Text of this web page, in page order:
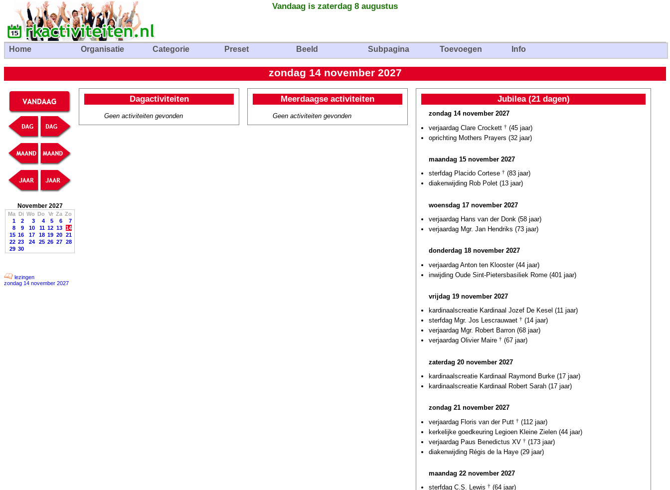
Vandaag is zaterdag 8 augustus
Home Organisatie Categorie Preset Beeld Subpagina Toevoegen Info
zondag 14 november 2027
November 2027
Ma Di Wo Do Vr Za Zo
1
2 3 4 5 6
7
8
9 10 11 12 13 14
15 16 17 18 19 20 21
22 23 24 25 26 27 28
29 30
lezingen
zondag 14 november 2027
Dagactiviteiten
Geen activiteiten gevonden
Meerdaagse activiteiten
Geen activiteiten gevonden
Jubilea (21 dagen)
zondag 14 november 2027
verjaardag Clare Crockett † (45 jaar)
oprichting Mothers Prayers (32 jaar)
maandag 15 november 2027
sterfdag Placido Cortese † (83 jaar)
diakenwijding Rob Polet (13 jaar)
woensdag 17 november 2027
verjaardag Hans van der Donk (58 jaar)
verjaardag Mgr. Jan Hendriks (73 jaar)
donderdag 18 november 2027
verjaardag Anton ten Klooster (44 jaar)
inwijding Oude Sint-Pietersbasiliek Rome (401 jaar)
vrijdag 19 november 2027
kardinaalscreatie Kardinaal Jozef De Kesel (11 jaar)
sterfdag Mgr. Jos Lescrauwaet † (14 jaar)
verjaardag Mgr. Robert Barron (68 jaar)
verjaardag Olivier Maire † (67 jaar)
zaterdag 20 november 2027
kardinaalscreatie Kardinaal Raymond Burke (17 jaar)
kardinaalscreatie Kardinaal Robert Sarah (17 jaar)
zondag 21 november 2027
verjaardag Floris van der Putt † (112 jaar)
kerkelijke goedkeuring Legioen Kleine Zielen (44 jaar)
verjaardag Paus Benedictus XV † (173 jaar)
diakenwijding Régis de la Haye (29 jaar)
maandag 22 november 2027
sterfdag C.S. Lewis † (64 jaar)